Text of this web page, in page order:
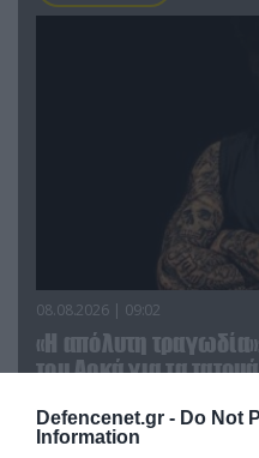
Defencenet.gr - Do Not
Information
08.08.2026 | 09:02
«Η απόλυτη
του Αρκά για τα